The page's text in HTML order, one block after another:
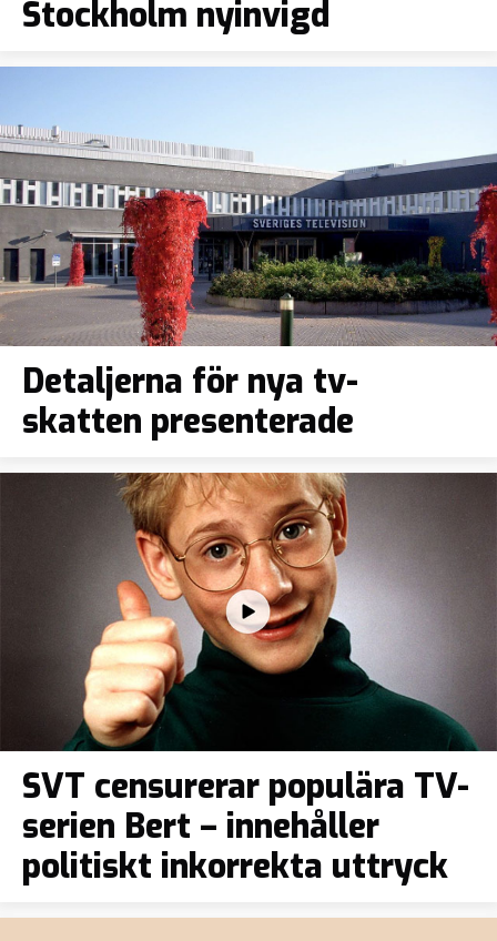
Stockholm nyinvigd
Detaljerna för nya tv-
skatten presenterade
SVT censurerar populära TV-
serien Bert – innehåller
politiskt inkorrekta uttryck